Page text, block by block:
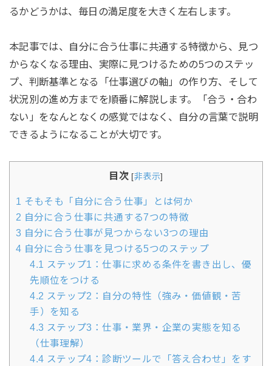
るかどうかは、毎日の満足度を大きく左右します。
本記事では、自分に合う仕事に共通する特徴から、見つ
からなくなる理由、実際に見つけるための5つのステッ
プ、判断基準となる「仕事選びの軸」の作り方、そして
状況別の進め方までを順番に解説します。「合う・合わ
ない」をなんとなくの感覚ではなく、自分の言葉で説明
できるようになることが大切です。
目次 [非表示]
1 そもそも「自分に合う仕事」とは何か
2 自分に合う仕事に共通する7つの特徴
3 自分に合う仕事が見つからない3つの理由
4 自分に合う仕事を見つける5つのステップ
4.1 ステップ1：仕事に求める条件を書き出し、優
先順位をつける
4.2 ステップ2：自分の特性（強み・価値観・苦
手）を知る
4.3 ステップ3：仕事・業界・企業の実態を知る
（仕事理解）
4.4 ステップ4：診断ツールで「答え合わせ」をす